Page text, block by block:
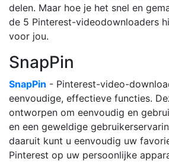
delen. Maar hoe je het snel en
de 5 Pinterest-videodownloaders
voor jou.
SnapPin
SnapPin - Pinterest-video-
eenvoudige, effectieve functies.
ontworpen om eenvoudig en
en een geweldige
daaruit kunt u eenvoudig uw
Pinterest op uw persoonlijke